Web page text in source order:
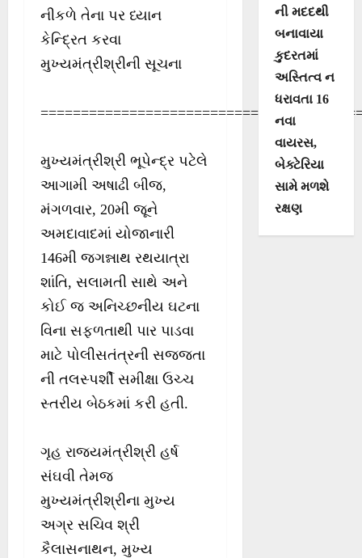
નીકળે તેના પર ધ્યાન
કેન્દ્રિત કરવા
મુખ્યમંત્રીશ્રીની સૂચના
મુખ્યમંત્રીશ્રી ભૂપેન્દ્ર પટેલે
આગામી અષાઢી બીજ,
મંગળવાર, 20મી જૂને
અમદાવાદમાં યોજાનારી
146મી જગન્નાથ રથયાત્રા
શાંતિ, સલામતી સાથે અને
કોઈ જ અનિચ્છનીય ઘટના
વિના સફળતાથી પાર પાડવા
માટે પોલીસતંત્રની સજ્જતા
ની તલસ્પર્શી સમીક્ષા ઉચ્ચ
સ્તરીય બેઠકમાં કરી હતી.
ગૃહ રાજ્યમંત્રીશ્રી હર્ષ
સંઘવી તેમજ
મુખ્યમંત્રીશ્રીના મુખ્ય
અગ્ર સચિવ શ્રી
કૈલાસનાથન, મુખ્ય
ની મદદથી
બનાવાયા
કુદરતમાં
અસ્તિત્વ ન
ધરાવતા 16
નવા
વાયરસ,
બેક્ટેરિયા
સામે મળશે
રક્ષણ